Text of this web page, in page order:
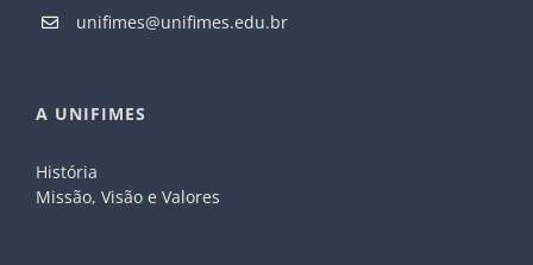
unifimes@unifimes.edu.br
A UNIFIMES
História
Missão, Visão e Valores